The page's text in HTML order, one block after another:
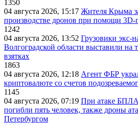
1350
04 августа 2026, 15:17 Жителя Крыма
производстве дронов при помощи
1242
04 августа 2026, 13:52 Грузовики экс-
Волгоградской области выставили на
взятках
1863
04 августа 2026, 12:18 Агент ФБР
криптовалюте со счетов
1145
04 августа 2026, 07:19 При атаке
погибли пять человек, также дроны
Петербургом